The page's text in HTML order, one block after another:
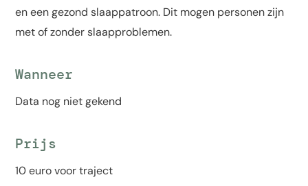
en een gezond slaappatroon. Dit mogen personen zijn
met of zonder slaapproblemen.
Wanneer
Data nog niet gekend
Prijs
10 euro voor traject